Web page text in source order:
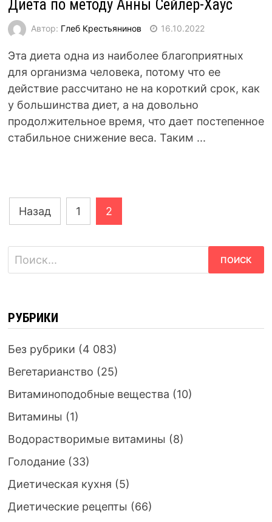
Диета по методу Анны Сейлер-Хаус
Автор: Глеб Крестьянинов 16.10.2022
Эта диета одна из наиболее благоприятных
для организма человека, потому что ее
действие рассчитано не на короткий срок, как
у большинства диет, а на довольно
продолжительное время, что дает постепенное
стабильное снижение веса. Таким ...
Навигация
по
записям
Назад 1 2
Найти:
РУБРИКИ
Без рубрики (4 083)
Вегетарианство (25)
Витаминоподобные вещества (10)
Витамины (1)
Водорастворимые витамины (8)
Голодание(33)
Диетическая кухня (5)
Диетические рецепты (66)